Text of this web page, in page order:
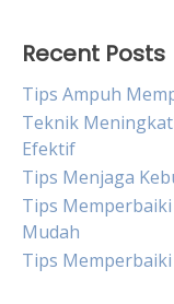
Recent Posts
Tips Ampuh
Teknik
Efektif
Tips Menjaga
Tips
Mudah
Tips